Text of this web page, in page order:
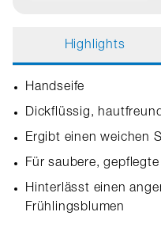
Highlights
Handseife
Dickflüssig,
Ergibt einen weichen
Für saubere,
Hinterlässt einen
Frühlingsblumen